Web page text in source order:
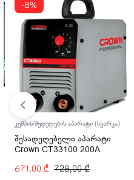
-8%
კემპის/შედუღების აპარატი (სვარკა)
შესადუღებელი აპარატი
Crown CT33100 200A
728,00₾
671,00 ₾